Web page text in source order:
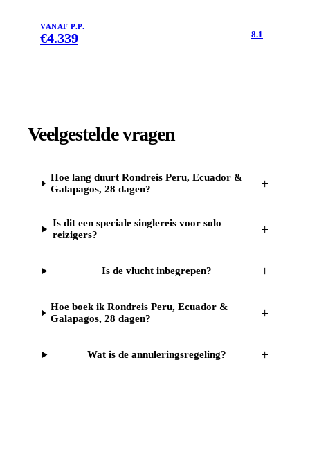
VANAF P.P.
€4.339 8.1
Veelgestelde vragen
Hoe lang duurt Rondreis Peru, Ecuador &
Galapagos, 28 dagen?
+
Is dit een speciale singlereis voor solo
reizigers?
+
Is de vlucht inbegrepen? +
Hoe boek ik Rondreis Peru, Ecuador &
Galapagos, 28 dagen?
+
Wat is de annuleringsregeling? +